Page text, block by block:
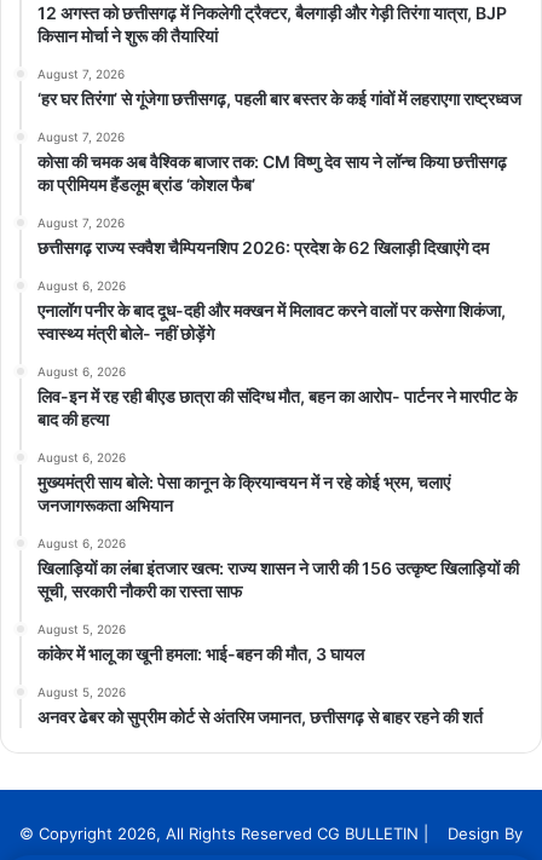
12 अगस्त को छत्तीसगढ़ में निकलेगी ट्रैक्टर, बैलगाड़ी और गेड़ी तिरंगा यात्रा, BJP
किसान मोर्चा ने शुरू की तैयारियां
August 7, 2026
‘हर घर तिरंगा’ से गूंजेगा छत्तीसगढ़, पहली बार बस्तर के कई गांवों में लहराएगा राष्ट्रध्वज
August 7, 2026
कोसा की चमक अब वैश्विक बाजार तक: CM विष्णु देव साय ने लॉन्च किया छत्तीसगढ़
का प्रीमियम हैंडलूम ब्रांड ‘कोशल फैब’
August 7, 2026
छत्तीसगढ़ राज्य स्क्वैश चैम्पियनशिप 2026: प्रदेश के 62 खिलाड़ी दिखाएंगे दम
August 6, 2026
एनालॉग पनीर के बाद दूध-दही और मक्खन में मिलावट करने वालों पर कसेगा शिकंजा,
स्वास्थ्य मंत्री बोले- नहीं छोड़ेंगे
August 6, 2026
लिव-इन में रह रही बीएड छात्रा की संदिग्ध मौत, बहन का आरोप- पार्टनर ने मारपीट के
बाद की हत्या
August 6, 2026
मुख्यमंत्री साय बोले: पेसा कानून के क्रियान्वयन में न रहे कोई भ्रम, चलाएं
जनजागरूकता अभियान
August 6, 2026
खिलाड़ियों का लंबा इंतजार खत्म: राज्य शासन ने जारी की 156 उत्कृष्ट खिलाड़ियों की
सूची, सरकारी नौकरी का रास्ता साफ
August 5, 2026
कांकेर में भालू का खूनी हमला: भाई-बहन की मौत, 3 घायल
August 5, 2026
अनवर ढेबर को सुप्रीम कोर्ट से अंतरिम जमानत, छत्तीसगढ़ से बाहर रहने की शर्त
© Copyright 2026, All Rights Reserved CG BULLETIN | Design By